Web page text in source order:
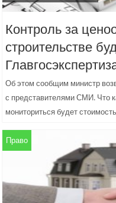
Контроль за
строительстве
Об этом сообщим министр
с представителями СМИ. Что
мониториться будет
Право